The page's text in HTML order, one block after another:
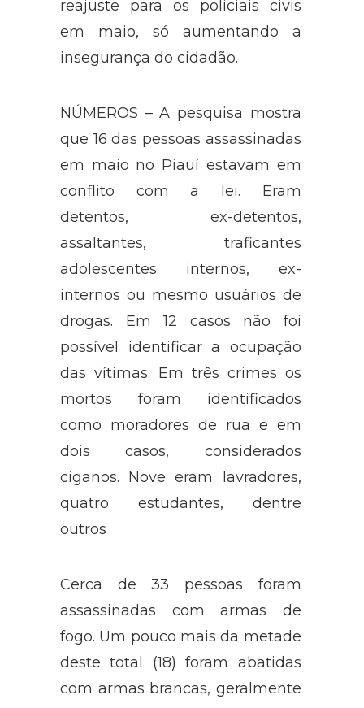
reajuste para os policiais civis
em maio, só aumentando a
insegurança do cidadão.
NÚMEROS – A pesquisa mostra
que 16 das pessoas assassinadas
em maio no Piauí estavam em
conflito com a lei. Eram
detentos, ex-detentos,
assaltantes, traficantes
adolescentes internos, ex-
internos ou mesmo usuários de
drogas. Em 12 casos não foi
possível identificar a ocupação
das vítimas. Em três crimes os
mortos foram identificados
como moradores de rua e em
dois casos, considerados
ciganos. Nove eram lavradores,
quatro estudantes, dentre
outros
Cerca de 33 pessoas foram
assassinadas com armas de
fogo. Um pouco mais da metade
deste total (18) foram abatidas
com armas brancas, geralmente